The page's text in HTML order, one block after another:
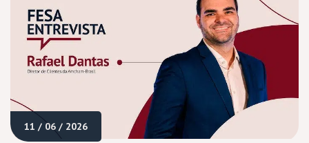
11 / 06 / 2026